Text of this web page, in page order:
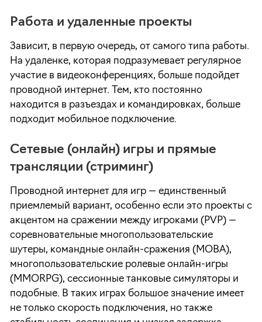
Работа и удаленные проекты
Зависит, в первую очередь, от самого типа работы.
На удаленке, которая подразумевает регулярное
участие в видеоконференциях, больше подойдет
проводной интернет. Тем, кто постоянно
находится в разъездах и командировках, больше
подходит мобильное подключение.
Сетевые (онлайн) игры и прямые
трансляции (стриминг)
Проводной интернет для игр — единственный
приемлемый вариант, особенно если это проекты с
акцентом на сражении между игроками (PVP) —
соревновательные многопользовательские
шутеры, командные онлайн-сражения (MOBA),
многопользовательские ролевые онлайн-игры
(MMORPG), сессионные танковые симуляторы и
подобные. В таких играх большое значение имеет
не только скорость подключения, но также